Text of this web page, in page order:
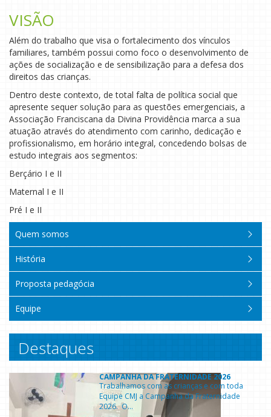
VISÃO
Além do trabalho que visa o fortalecimento dos vínculos
familiares, também possui como foco o desenvolvimento de
ações de socialização e de sensibilização para a defesa dos
direitos das crianças.
Dentro deste contexto, de total falta de política social que
apresente sequer solução para as questões emergenciais, a
Associação Franciscana da Divina Providência marca a sua
atuação através do atendimento com carinho, dedicação e
profissionalismo, em horário integral, concedendo bolsas de
estudo integrais aos segmentos:
Berçário I e II
Maternal I e II
Pré I e II
Quem somos
História
Proposta pedagócia
Equipe
Destaques
CAMPANHA DA FRATERNIDADE 2026
Trabalhamos com as crianças e com toda
Equipe CMJ a Campanha da Fraternidade
2026. O...